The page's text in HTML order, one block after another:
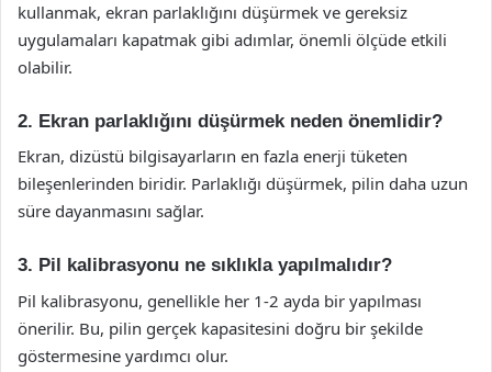
kullanmak, ekran parlaklığını düşürmek ve gereksiz
uygulamaları kapatmak gibi adımlar, önemli ölçüde etkili
olabilir.
2. Ekran parlaklığını düşürmek neden önemlidir?
Ekran, dizüstü bilgisayarların en fazla enerji tüketen
bileşenlerinden biridir. Parlaklığı düşürmek, pilin daha uzun
süre dayanmasını sağlar.
3. Pil kalibrasyonu ne sıklıkla yapılmalıdır?
Pil kalibrasyonu, genellikle her 1-2 ayda bir yapılması
önerilir. Bu, pilin gerçek kapasitesini doğru bir şekilde
göstermesine yardımcı olur.